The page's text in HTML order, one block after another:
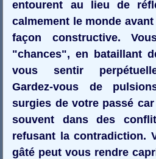
entourent au lieu de
calmement le monde
façon constructive.
"chances", en bataillant
vous sentir
Gardez-vous de
surgies de votre passé
souvent dans des
refusant la contradiction.
gâté peut vous rendre